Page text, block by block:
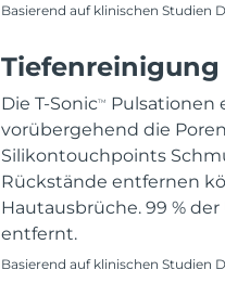
Basierend auf klinischen Studien
Tiefenreinigung
Die T-SonicTM
Pulsationen
vorübergehend die
Silikontouchpoints
Rückstände entfernen
Hautausbrüche. 99 %
entfernt.
Basierend auf klinischen Studien